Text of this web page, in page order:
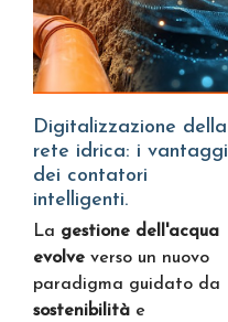
Digitalizzazione della
rete idrica: i vantaggi
dei contatori
intelligenti.
La gestione dell'acqua
evolve verso un nuovo
paradigma guidato da
sostenibilità e